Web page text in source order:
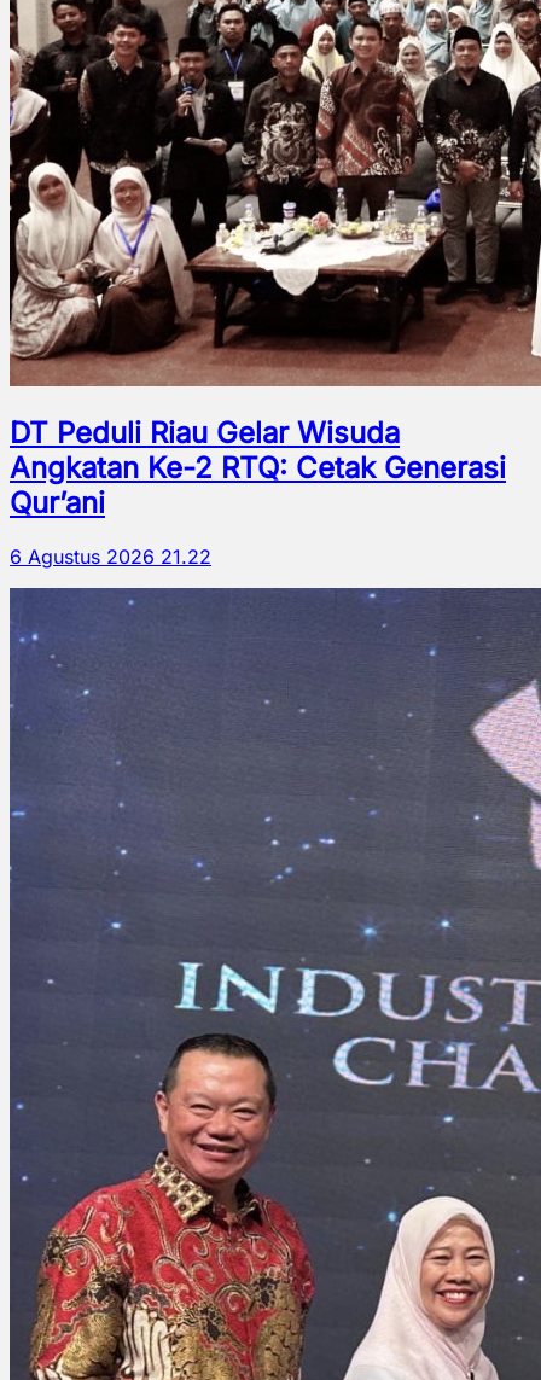
DT Peduli Riau Gelar Wisuda
Angkatan Ke-2 RTQ: Cetak Generasi
Qur’ani
6 Agustus 2026 21.22